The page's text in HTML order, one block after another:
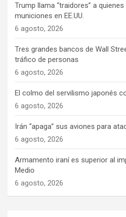
Trump llama “traidores” a
municiones en EE.UU.
6 agosto, 2026
Tres grandes bancos de Wall
tráfico de personas
6 agosto, 2026
El colmo del servilismo japonés
6 agosto, 2026
Irán “apaga” sus aviones para
6 agosto, 2026
Armamento iraní es superior al
Medio
6 agosto, 2026